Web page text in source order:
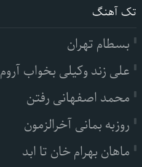
تک آهنگ
بسطام تهران
علی زند وکیلی بخواب آروم
محمد اصفهانی رفتن
روزبه بمانی آخرالزمون
ماهان بهرام خان تا ابد